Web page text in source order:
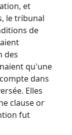
et
le tribunal
de
des
qu'une
dans
Elles
clause or
fut